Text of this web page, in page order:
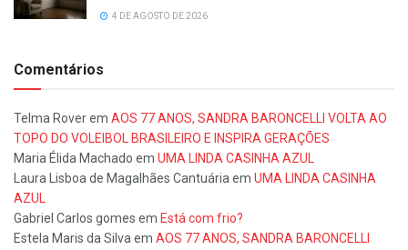
4 DE AGOSTO DE 2026
Comentários
Telma Roverem AOS 77 ANOS, SANDRA BARONCELLI VOLTA AO
TOPO DO VOLEIBOL BRASILEIRO E INSPIRA GERAÇÕES
Maria Élida Machado em UMA LINDA CASINHA AZUL
Laura Lisboa de Magalhães Cantuária em UMA LINDA CASINHA
AZUL
Gabriel Carlos gomes em Está com frio?
Estela Maris da Silva em AOS 77 ANOS, SANDRA BARONCELLI